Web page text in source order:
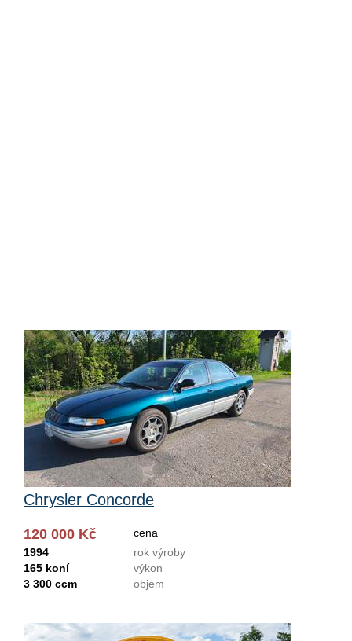
Chrysler Concorde
120 000 Kč
cena
1994
rok výroby
165 koní
výkon
3 300 ccm
objem